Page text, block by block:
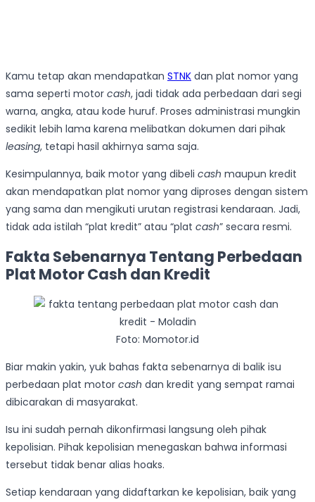
Kamu tetap akan mendapatkan STNK dan plat nomor yang
sama seperti motor cash, jadi tidak ada perbedaan dari segi
warna, angka, atau kode huruf. Proses administrasi mungkin
sedikit lebih lama karena melibatkan dokumen dari pihak
leasing, tetapi hasil akhirnya sama saja.
Kesimpulannya, baik motor yang dibeli cash maupun kredit
akan mendapatkan plat nomor yang diproses dengan sistem
yang sama dan mengikuti urutan registrasi kendaraan. Jadi,
tidak ada istilah “plat kredit” atau “plat cash” secara resmi.
Fakta Sebenarnya Tentang Perbedaan
Plat Motor Cash dan Kredit
Foto: Momotor.id
Biar makin yakin, yuk bahas fakta sebenarnya di balik isu
perbedaan plat motor cash dan kredit yang sempat ramai
dibicarakan di masyarakat.
Isu ini sudah pernah dikonfirmasi langsung oleh pihak
kepolisian. Pihak kepolisian menegaskan bahwa informasi
tersebut tidak benar alias hoaks.
Setiap kendaraan yang didaftarkan ke kepolisian, baik yang